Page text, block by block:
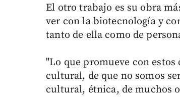
El otro trabajo es su obra
ver con la biotecnología y
tanto de ella como de
"Lo que promueve con estos
cultural, de que no somos
cultural, étnica, de muchos